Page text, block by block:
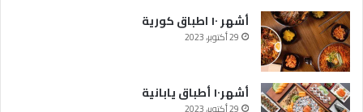
م
ش
ا
ه
د
ة
أشهر ١٠ اطباق كورية
29 أكتوبر، 2023
أشهر١٠ أطباق يابانية
29 أكتوبر، 2023